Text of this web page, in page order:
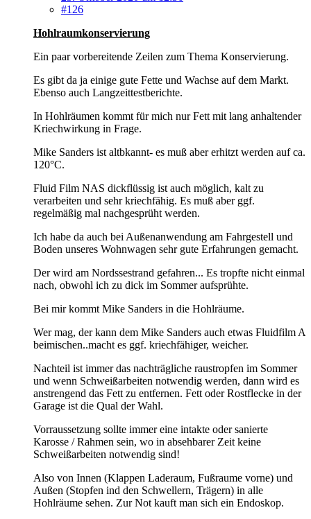
#126
Hohlraumkonservierung
Ein paar vorbereitende Zeilen zum Thema Konservierung.
Es gibt da ja einige gute Fette und Wachse auf dem Markt.
Ebenso auch Langzeittestberichte.
In Hohlräumen kommt für mich nur Fett mit lang anhaltender
Kriechwirkung in Frage.
Mike Sanders ist altbkannt- es muß aber erhitzt werden auf ca.
120°C.
Fluid Film NAS dickflüssig ist auch möglich, kalt zu
verarbeiten und sehr kriechfähig. Es muß aber ggf.
regelmäßig mal nachgesprüht werden.
Ich habe da auch bei Außenanwendung am Fahrgestell und
Boden unseres Wohnwagen sehr gute Erfahrungen gemacht.
Der wird am Nordssestrand gefahren... Es tropfte nicht einmal
nach, obwohl ich zu dick im Sommer aufsprühte.
Bei mir kommt Mike Sanders in die Hohlräume.
Wer mag, der kann dem Mike Sanders auch etwas Fluidfilm A
beimischen..macht es ggf. kriechfähiger, weicher.
Nachteil ist immer das nachträgliche raustropfen im Sommer
und wenn Schweißarbeiten notwendig werden, dann wird es
anstrengend das Fett zu entfernen. Fett oder Rostflecke in der
Garage ist die Qual der Wahl.
Vorraussetzung sollte immer eine intakte oder sanierte
Karosse / Rahmen sein, wo in absehbarer Zeit keine
Schweißarbeiten notwendig sind!
Also von Innen (Klappen Laderaum, Fußraume vorne) und
Außen (Stopfen ind den Schwellern, Trägern) in alle
Hohlräume sehen. Zur Not kauft man sich ein Endoskop.